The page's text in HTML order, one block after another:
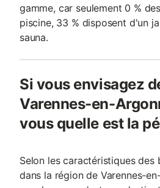
gamme, car seulement 0 %
piscine, 33 % disposent d'un
sauna.
Si vous envisagez
Varennes-en-
vous quelle est la
Selon les caractéristiques des
dans la région de Varennes-